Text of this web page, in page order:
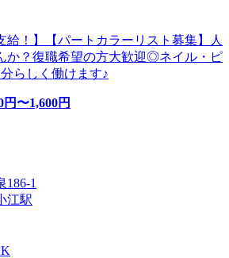
給！】【パートカラーリスト募集】人
か？復職希望の方大歓迎◎ネイル・ピ
らしく働けます♪
円〜1,600円
186-1
江駅